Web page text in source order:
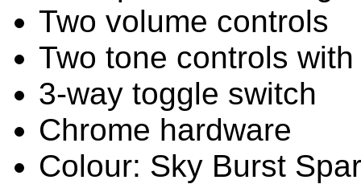
Two volume controls
Two tone controls
3-way toggle switch
Chrome hardware
Colour: Sky Burst